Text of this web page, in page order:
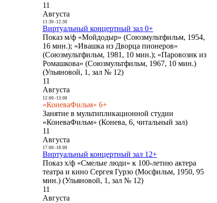
11
Августа
11:30- 12:30
Виртуальный концертный зал 0+
Показ м/ф «Мойдодыр» (Союзмультфильм, 1954,
16 мин.); «Ивашка из Дворца пионеров»
(Союзмультфильм, 1981, 10 мин.); «Паровозик из
Ромашкова» (Союзмультфильм, 1967, 10 мин.)
(Ульяновой, 1, зал № 12)
11
Августа
12:00- 13:00
«КоневаФильм» 6+
Занятие в мультипликационной студии
«КоневаФильм» (Конева, 6, читальный зал)
11
Августа
17:00- 18:00
Виртуальный концертный зал 12+
Показ х/ф «Смелые люди» к 100-летию актера
театра и кино Сергея Гурзо (Мосфильм, 1950, 95
мин.) (Ульяновой, 1, зал № 12)
11
Августа